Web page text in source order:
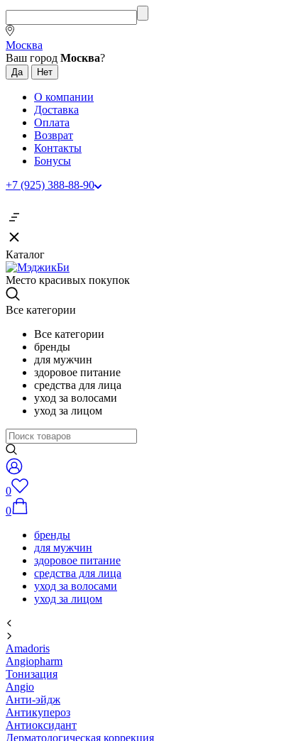
Москва
Ваш город Москва?
О компании
Доставка
Оплата
Возврат
Контакты
Бонусы
+7 (925) 388-88-90
Каталог
Место красивых покупок
Все категории
Все категории
бренды
для мужчин
здоровое питание
средства для лица
уход за волосами
уход за лицом
0
0
бренды
для мужчин
здоровое питание
средства для лица
уход за волосами
уход за лицом
Amadoris
Angiopharm
Тонизация
Angio
Анти-эйдж
Антикупероз
Антиоксидант
Дерматологическая коррекция